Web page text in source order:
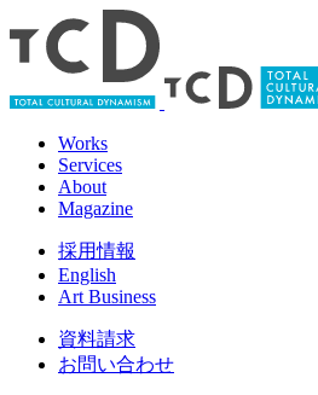
Works
Services
About
Magazine
採用情報
English
Art Business
資料請求
お問い合わせ